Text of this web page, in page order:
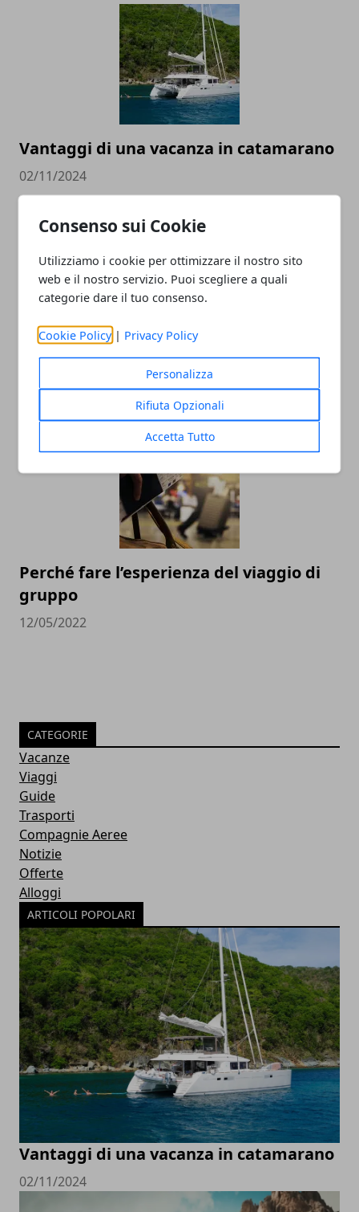
Consenso sui Cookie
Utilizziamo i cookie per ottimizzare il nostro sito
web e il nostro servizio. Puoi scegliere a quali
categorie dare il tuo consenso.
Cookie Policy | Privacy Policy
Personalizza
Rifiuta Opzionali
Accetta Tutto
Vantaggi di una vacanza in catamarano
02/11/2024
Viaggi di gruppo, una soluzione sempre
Perché fare l’esperienza del viaggio di
gruppo
12/05/2022
CATEGORIE
Vacanze
Viaggi
Guide
Trasporti
Compagnie Aeree
Notizie
Offerte
Alloggi
ARTICOLI POPOLARI
Vantaggi di una vacanza in catamarano
02/11/2024